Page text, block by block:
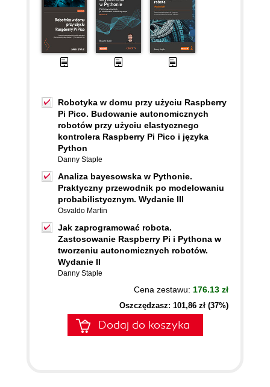
Robotyka w domu przy użyciu Raspberry
Pi Pico. Budowanie autonomicznych
robotów przy użyciu elastycznego
kontrolera Raspberry Pi Pico i języka
Python
Danny Staple
Analiza bayesowska w Pythonie.
Praktyczny przewodnik po modelowaniu
probabilistycznym. Wydanie III
Osvaldo Martin
Jak zaprogramować robota.
Zastosowanie Raspberry Pi i Pythona w
tworzeniu autonomicznych robotów.
Wydanie II
Danny Staple
Cena zestawu: 176.13 zł
Oszczędzasz: 101,86 zł (37%)
Dodaj do koszyka